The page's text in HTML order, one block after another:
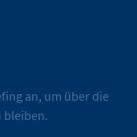
an, um über die
bleiben.